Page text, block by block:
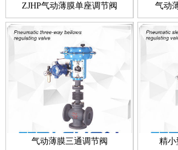
称，所有配套智能执行器的调节阀多叫做智能
电动...
青铜调节阀、海水专用
海水专用青铜调节阀介绍 青铜调节阀是一款
分为气动青铜调节阀、电动青铜调节阀、自力
ZJHP气动薄膜单座调节阀 气动
气动薄膜三通调节阀 精小